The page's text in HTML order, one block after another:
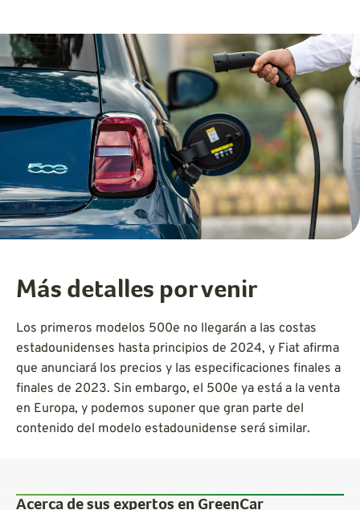
Más detalles por venir
Los primeros modelos 500e no llegarán a las costas
estadounidenses hasta principios de 2024, y Fiat afirma
que anunciará los precios y las especificaciones finales a
finales de 2023. Sin embargo, el 500e ya está a la venta
en Europa, y podemos suponer que gran parte del
contenido del modelo estadounidense será similar.
Acerca de sus expertos en GreenCar